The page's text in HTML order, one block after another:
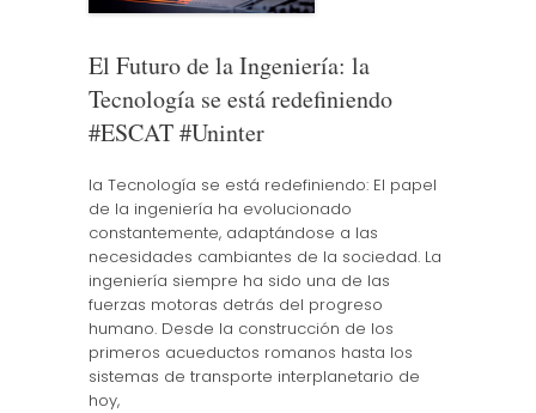
El Futuro de la Ingeniería: la
Tecnología se está redefiniendo
#ESCAT #Uninter
la Tecnología se está redefiniendo: El papel
de la ingeniería ha evolucionado
constantemente, adaptándose a las
necesidades cambiantes de la sociedad. La
ingeniería siempre ha sido una de las
fuerzas motoras detrás del progreso
humano. Desde la construcción de los
primeros acueductos romanos hasta los
sistemas de transporte interplanetario de
hoy,